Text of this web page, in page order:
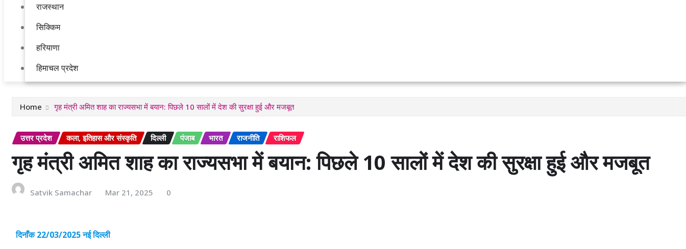
राजस्थान
सिक्किम
हरियाणा
हिमाचल प्रदेश
Home गृह मंत्री अमित शाह का राज्यसभा में बयान: पिछले 10 सालों में देश की सुरक्षा हुई और मजबूत
उत्तर प्रदेश कला, इतिहास और संस्कृति दिल्ली पंजाब भारत राजनीति राशिफल
गृह मंत्री अमित शाह का राज्यसभा में बयान: पिछले 10 सालों में देश की सुरक्षा हुई और मजबूत
Satvik Samachar Mar 21, 2025 0
दिनाँक 22/03/2025 नई दिल्ली